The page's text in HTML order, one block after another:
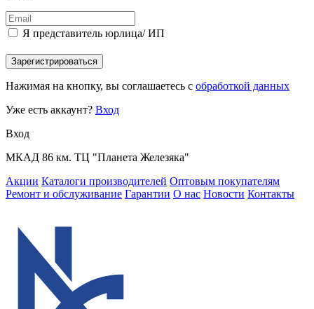
Я представитель юрлица/ ИП
Зарегистрироваться
Нажимая на кнопку, вы соглашаетесь с обработкой данных
Уже есть аккаунт? Вход
Вход
МКАД 86 км. ТЦ "Планета Железяка"
Акции Каталоги производителей Оптовым покупателям
Ремонт и обслуживание Гарантии О нас Новости Контакты